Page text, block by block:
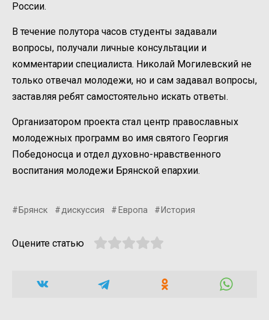
России.
В течение полутора часов студенты задавали
вопросы, получали личные консультации и
комментарии специалиста. Николай Могилевский не
только отвечал молодежи, но и сам задавал вопросы,
заставляя ребят самостоятельно искать ответы.
Организатором проекта стал центр православных
молодежных программ во имя святого Георгия
Победоносца и отдел духовно-нравственного
воспитания молодежи Брянской епархии.
Брянск дискуссия Европа История
Оцените статью